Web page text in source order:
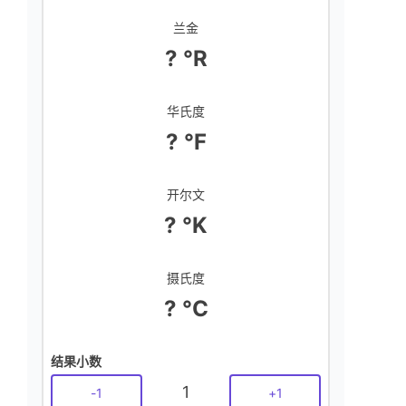
兰金
? °R
华氏度
? °F
开尔文
? °K
摄氏度
? °C
结果小数
-1 1 +1